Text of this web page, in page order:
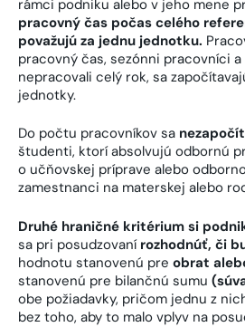
rámci podniku alebo v jeho mene
pracovný čas počas celého
považujú za jednu jednotku.
pracovný čas, sezónni pracovníci a
nepracovali celý rok, sa
jednotky.
Do počtu pracovníkov sa
študenti, ktorí absolvujú odbornú
o učňovskej príprave alebo
zamestnanci na materskej alebo
Druhé hraničné kritérium si
sa pri posudzovaní rozhodnúť, či
hodnotu stanovenú pre obrat
stanovenú pre bilančnú sumu
obe požiadavky, pričom jednu z
bez toho, aby to malo vplyv na